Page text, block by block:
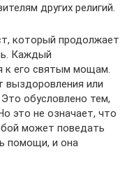
других религий.
который продолжает
Каждый
к его святым мощам.
выздоровления или
обусловлено тем,
это не означает, что
может поведать
помощи, и она